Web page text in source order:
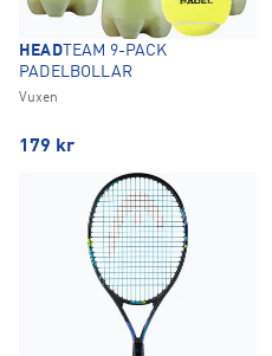
HEADTEAM 9-PACK
PADELBOLLAR
Vuxen
179 kr